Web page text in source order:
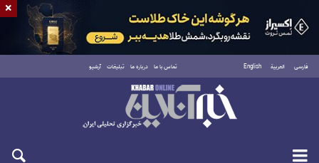
فارسی العربية English تماس با ما درباره ما تبلیغات آرشیو
پنجشنبه ۱۵ مرداد ۱۴۰۵
×